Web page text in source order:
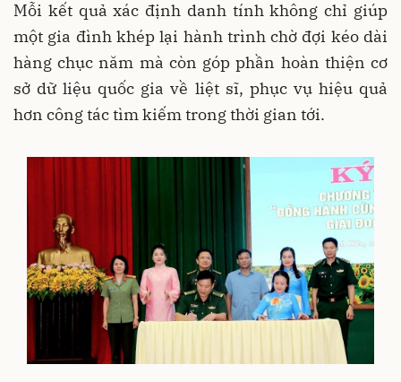
Mỗi kết quả xác định danh tính không chỉ giúp
một gia đình khép lại hành trình chờ đợi kéo dài
hàng chục năm mà còn góp phần hoàn thiện cơ
sở dữ liệu quốc gia về liệt sĩ, phục vụ hiệu quả
hơn công tác tìm kiếm trong thời gian tới.